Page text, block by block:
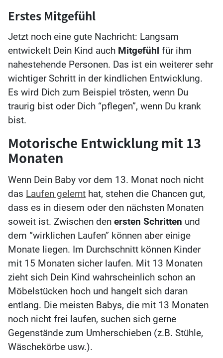
Erstes Mitgefühl
Jetzt noch eine gute Nachricht: Langsam
entwickelt Dein Kind auch Mitgefühl für ihm
nahestehende Personen. Das ist ein weiterer sehr
wichtiger Schritt in der kindlichen Entwicklung.
Es wird Dich zum Beispiel trösten, wenn Du
traurig bist oder Dich “pflegen”, wenn Du krank
bist.
Motorische Entwicklung mit 13
Monaten
Wenn Dein Baby vor dem 13. Monat noch nicht
das Laufen gelernt hat, stehen die Chancen gut,
dass es in diesem oder den nächsten Monaten
soweit ist. Zwischen den ersten Schritten und
dem “wirklichen Laufen” können aber einige
Monate liegen. Im Durchschnitt können Kinder
mit 15 Monaten sicher laufen. Mit 13 Monaten
zieht sich Dein Kind wahrscheinlich schon an
Möbelstücken hoch und hangelt sich daran
entlang. Die meisten Babys, die mit 13 Monaten
noch nicht frei laufen, suchen sich gerne
Gegenstände zum Umherschieben (z.B. Stühle,
Wäschekörbe usw.).